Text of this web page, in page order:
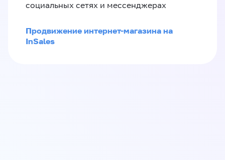
социальных сетях и мессенджерах
Продвижение интернет-магазина на
InSales